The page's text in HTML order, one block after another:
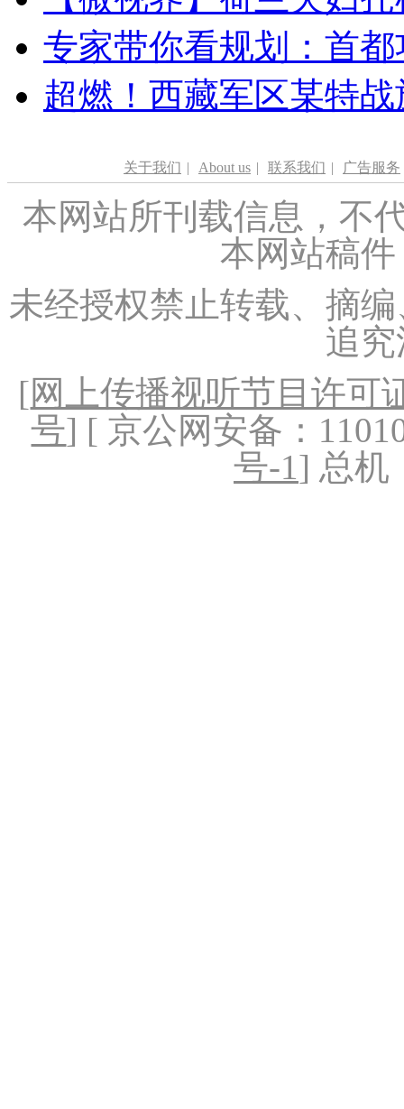
专家带你看规划：首
超燃！西藏军区某特
关于我们 | About us | 联系我们 | 广告服务
本网站所刊载信息，不
本网站稿
未经授权禁止转载、摘
追
[网上传播视听节目许可
号] [ 京公网安备：
号-1] 总机